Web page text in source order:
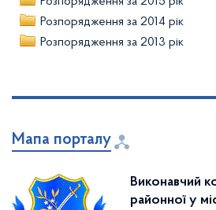
Розпорядження за 2014 рік
Розпорядження за 2013 рік
Мапа порталу
Виконавчий
районної у